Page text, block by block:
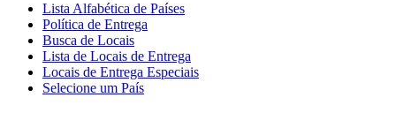
Lista Alfabética de Países
Política de Entrega
Busca de Locais
Lista de Locais de Entrega
Locais de Entrega Especiais
Selecione um País